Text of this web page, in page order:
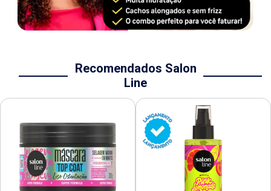
Recomendados Salon
Line